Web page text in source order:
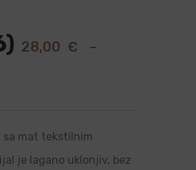
28,00 €
–
sa mat tekstilnim
je lagano uklonjiv, bez